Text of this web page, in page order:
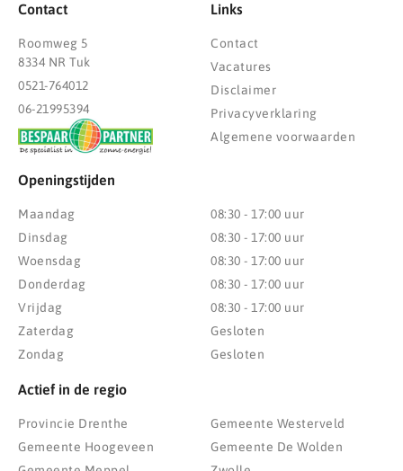
Contact
Roomweg 5
8334 NR Tuk
0521-764012
06-21995394
Links
Contact
Vacatures
Disclaimer
Privacyverklaring
Algemene voorwaarden
Openingstijden
Maandag
Dinsdag
Woensdag
Donderdag
Vrijdag
Zaterdag
Zondag
08:30 - 17:00 uur
08:30 - 17:00 uur
08:30 - 17:00 uur
08:30 - 17:00 uur
08:30 - 17:00 uur
Gesloten
Gesloten
Actief in de regio
Provincie Drenthe
Gemeente Hoogeveen
Gemeente Westerveld
Gemeente De Wolden